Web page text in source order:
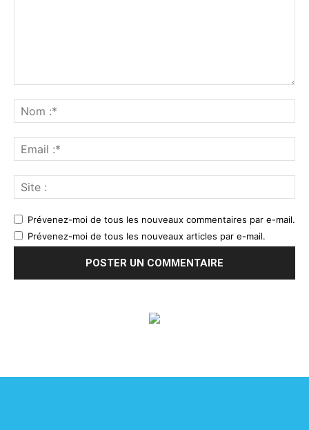
Prévenez-moi de tous les nouveaux commentaires par e-mail.
Prévenez-moi de tous les nouveaux articles par e-mail.